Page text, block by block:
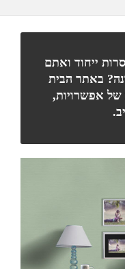
ייחוד ואתם
באתר הבית
אפשרויות,